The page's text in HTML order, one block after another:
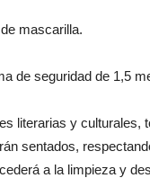
mascarilla.
de seguridad de 1,5
literarias y culturales,
sentados,
a la limpieza y